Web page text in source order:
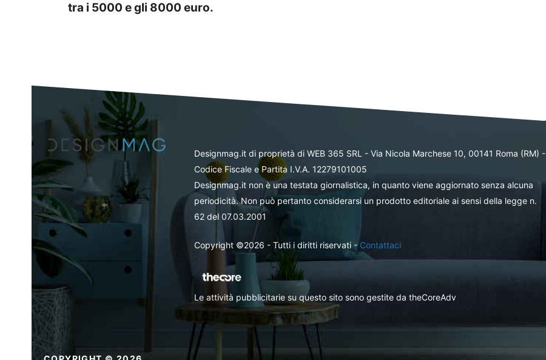
tra i 5000 e gli 8000 euro.
Designmag.it di proprietà di WEB 365 SRL - Via Nicola Marchese 10, 00141 Roma (RM) -
Codice Fiscale e Partita I.V.A. 12279101005
Designmag.it non è una testata giornalistica, in quanto viene aggiornato senza alcuna
periodicità. Non può pertanto considerarsi un prodotto editoriale ai sensi della legge n.
62 del 07.03.2001
Copyright ©2026 - Tutti i diritti riservati -Contattaci
Le attività pubblicitarie su questo sito sono gestite da theCoreAdv